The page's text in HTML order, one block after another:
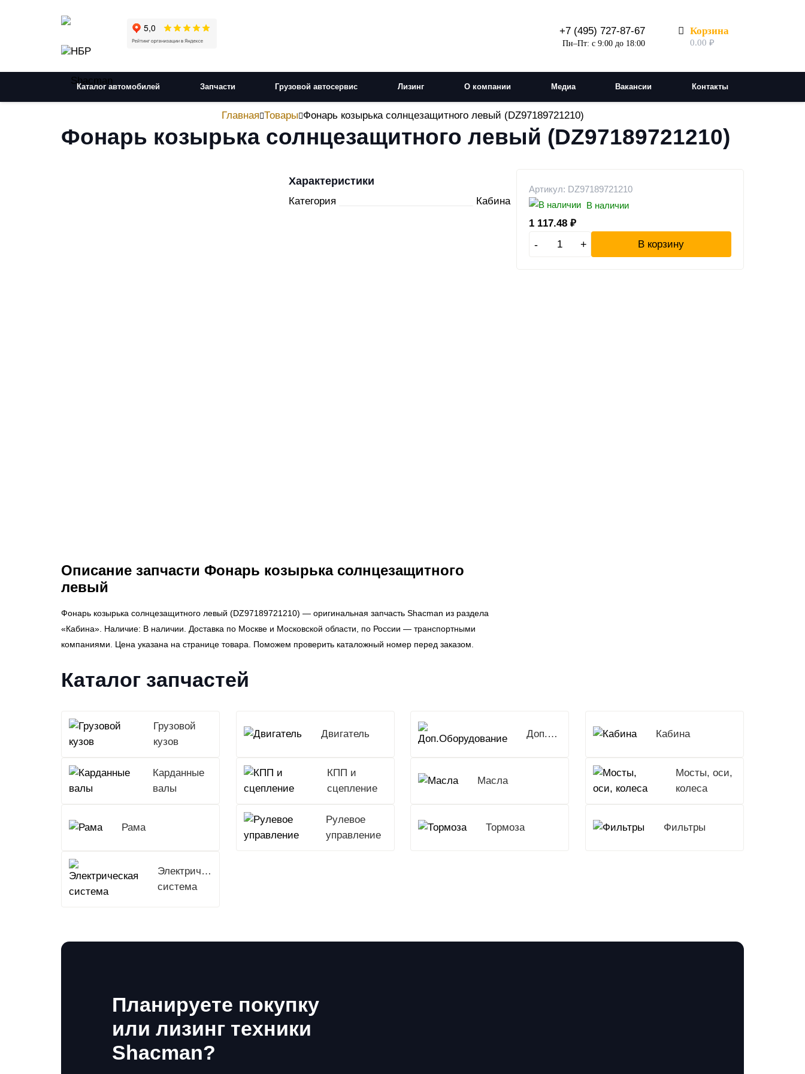
+7 (495) 727-87-67
Пн–Пт: с 9:00 до 18:00
Корзина
0.00 ₽
Каталог автомобилей Запчасти Грузовой автосервис Лизинг О компании Медиа Вакансии Контакты
Главная Товары Фонарь козырька солнцезащитного левый (DZ97189721210)
Фонарь козырька солнцезащитного левый (DZ97189721210)
Характеристики
Категория Кабина
Артикул: DZ97189721210
В наличии
1 117.48 ₽
- + В корзину
Описание запчасти Фонарь козырька солнцезащитного
левый
Фонарь козырька солнцезащитного левый (DZ97189721210) — оригинальная запчасть Shacman из раздела
«Кабина». Наличие: В наличии. Доставка по Москве и Московской области, по России — транспортными
компаниями. Цена указана на странице товара. Поможем проверить каталожный номер перед заказом.
Каталог запчастей
Грузовой
кузов
Двигатель Доп.Оборудование Кабина
Карданные
валы
КПП и
сцепление
Масла
Мосты, оси,
колеса
Рама
Рулевое
управление
Тормоза Фильтры
Электрическая
система
Планируете покупку
или лизинг техники
Shacman?